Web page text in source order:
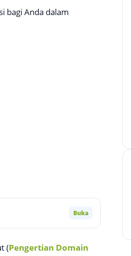
bagi Anda dalam
Buka
(Pengertian Domain